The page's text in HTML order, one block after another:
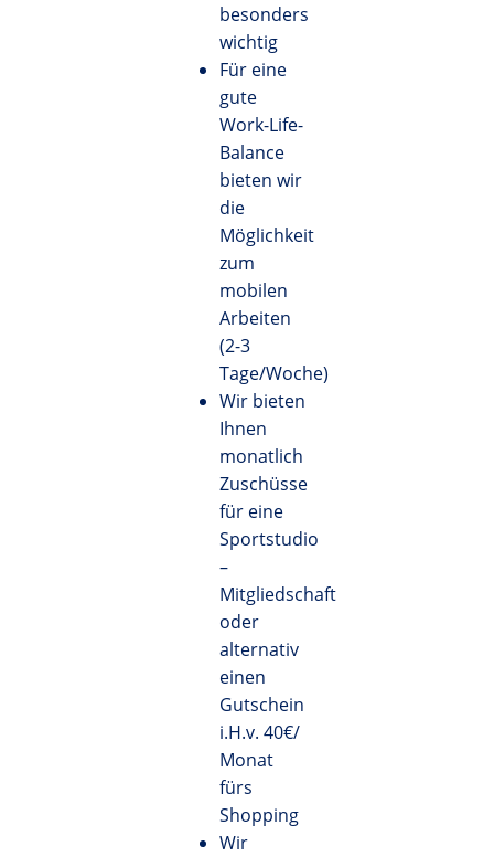
besonders
wichtig
Für eine
gute
Work-Life-
Balance
bieten wir
die
Möglichkeit
zum
mobilen
Arbeiten
(2-3
Tage/Woche)
Wir bieten
Ihnen
monatlich
Zuschüsse
für eine
Sportstudio
–
Mitgliedschaft
oder
alternativ
einen
Gutschein
i.H.v. 40€/
Monat
fürs
Shopping
Wir